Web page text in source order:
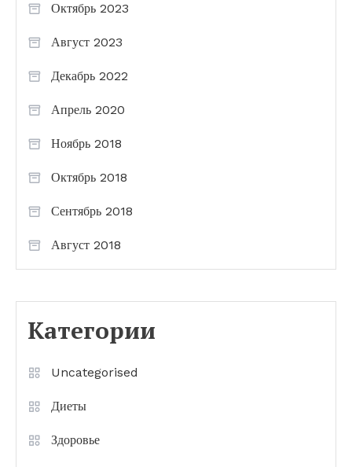
Октябрь 2023
Август 2023
Декабрь 2022
Апрель 2020
Ноябрь 2018
Октябрь 2018
Сентябрь 2018
Август 2018
Категории
Uncategorised
Диеты
Здоровье